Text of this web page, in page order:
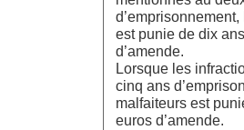
est punie de dix
d’amende.
Lorsque les
cinq ans
malfaiteurs est
euros d’amende.